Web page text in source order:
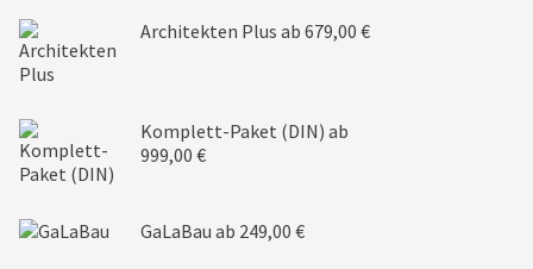
Architekten Plus ab 679,00 €
Komplett-Paket (DIN) ab
999,00 €
GaLaBau ab 249,00 €